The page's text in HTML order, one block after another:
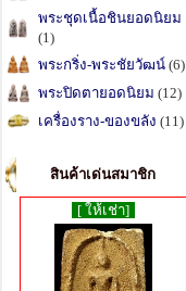
พระชุดเนื้อชินยอดนิยม
(1)
พระกริ่ง-พระชัยวัฒน์ (6)
พระปิดตายอดนิยม (12)
เครื่องราง-ของขลัง (11)
สินค้าเด่นสมาชิก
[ ให้เช่า]